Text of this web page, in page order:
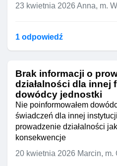
23 kwietnia 2026 Anna, m.
1 odpowiedź
Brak informacji o
działalności dla innej
dowódcy jednostki
Nie poinformowałem
świadczeń dla innej
prowadzenie działalności
konsekwencje
20 kwietnia 2026 Marcin, m.